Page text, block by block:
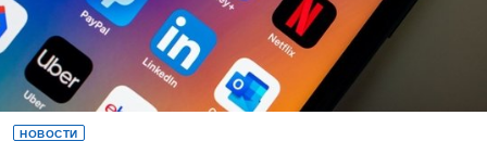
НОВОСТИ